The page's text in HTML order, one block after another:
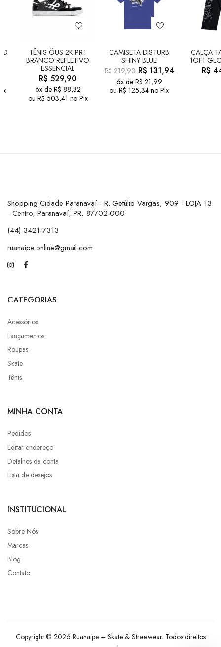
TÊNIS ÖUS 2K PRT
BRANCO REFLETIVO
ESSENCIAL
R$ 529,90
6x de R$ 88,32
ou R$ 503,41 no Pix
CAMISETA DISTURB
SHINY BLUE
R$219,90 R$ 131,94
6x de R$ 21,99
ou R$ 125,34 no Pix
CALÇA
1OF1
R$
Shopping Cidade Paranavaí - R. Getúlio Vargas, 909 - LOJA 13
- Centro, Paranavaí, PR, 87702-000
(44) 3421-7313
ruanaipe.online@gmail.com
CATEGORIAS
Acessórios
Lançamentos
Roupas
Skate
Tênis
MINHA CONTA
Pedidos
Editar endereço
Detalhes da conta
Lista de desejos
INSTITUCIONAL
Sobre Nós
Marcas
Blog
Contato
Copyright © 2026 Ruanaipe – Skate & Streetwear. Todos direitos